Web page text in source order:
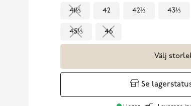
41⅓ 42 42⅔ 43⅓
45⅓ 46
Välj
Se